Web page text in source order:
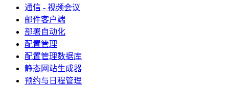
通信 - 视频会议
邮件客户端
部署自动化
配置管理
配置管理数据库
静态网站生成器
预约与日程管理